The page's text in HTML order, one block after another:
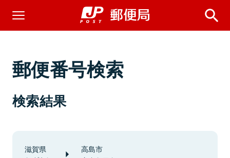
郵便番号検索
検索結果
滋賀県 高島市